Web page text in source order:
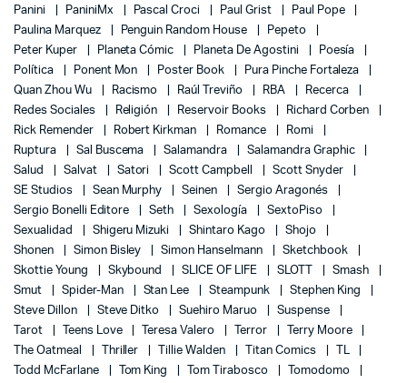
Panini
PaniniMx Pascal Croci Paul Grist
Paul Pope
Paulina Marquez
Penguin Random House
Pepeto
Peter Kuper
Planeta Cómic Planeta De Agostini
Poesía
Política
Ponent Mon Poster Book
Pura Pinche Fortaleza
Quan Zhou Wu
Racismo Raúl Treviño RBA
Recerca
Redes Sociales
Religión Reservoir Books
Richard Corben
Rick Remender
Robert Kirkman Romance
Romi
Ruptura
Sal Buscema Salamandra
Salamandra Graphic
Salud
Salvat Satori Scott Campbell
Scott Snyder
SE Studios
Sean Murphy Seinen
Sergio Aragonés
Sergio Bonelli Editore
Seth Sexología
SextoPiso
Sexualidad
Shigeru Mizuki Shintaro Kago
Shojo
Shonen
Simon Bisley Simon Hanselmann
Sketchbook
Skottie Young
Skybound SLICE OF LIFE SLOTT
Smash
Smut
Spider-Man Stan Lee Steampunk
Stephen King
Steve Dillon
Steve Ditko Suehiro Maruo
Suspense
Tarot
Teens Love Teresa Valero Terror
Terry Moore
The Oatmeal
Thriller Tillie Walden Titan Comics
TL
Todd McFarlane
Tom King Tom Tirabosco Tomodomo